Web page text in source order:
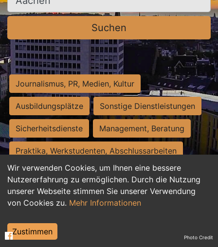
Wir verwenden Cookies, um Ihnen eine bessere
Nutzererfahrung zu ermöglichen. Durch die Nutzung
unserer Webseite stimmen Sie unserer Verwendung
von Cookies zu. Mehr Informationen
Zustimmen
Suchen
Journalismus, PR, Medien, Kultur
Ausbildungsplätze Sonstige Dienstleistungen
Sicherheitsdienste Management, Beratung
Praktika, Werkstudenten, Abschlussarbeiten
Personalwesen Assistenz, Sekretariat
Hilfskräfte, Aushilfs- und Nebenjobs
Weiterbildung, Studium, duale Ausbildung Photo Credit